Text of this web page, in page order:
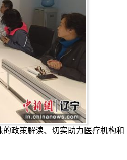
政策解读、切实助力医疗机构和